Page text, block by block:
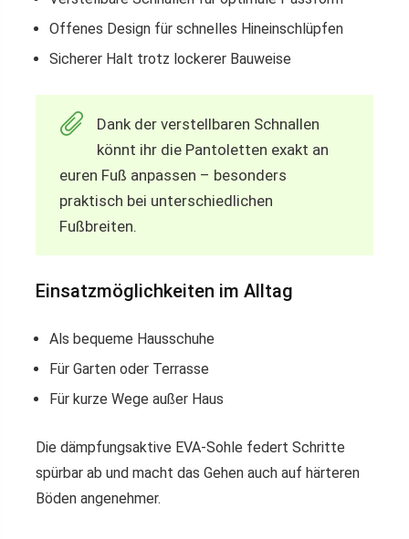
Offenes Design für schnelles Hineinschlüpfen
Sicherer Halt trotz lockerer Bauweise
Dank der verstellbaren Schnallen
könnt ihr die Pantoletten exakt an
euren Fuß anpassen – besonders
praktisch bei unterschiedlichen
Fußbreiten.
Einsatzmöglichkeiten im Alltag
Als bequeme Hausschuhe
Für Garten oder Terrasse
Für kurze Wege außer Haus
Die dämpfungsaktive EVA-Sohle federt Schritte
spürbar ab und macht das Gehen auch auf härteren
Böden angenehmer.